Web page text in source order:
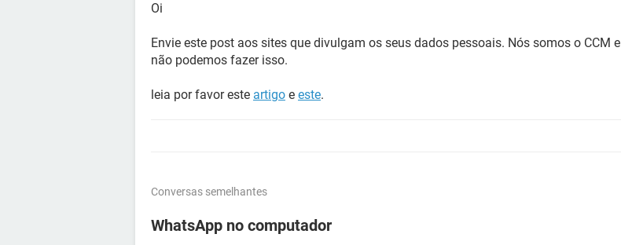
Oi
Envie este post aos sites que divulgam os seus dados pessoais. Nós somos o CCM e
não podemos fazer isso.
leia por favor este artigo e este.
Conversas semelhantes
WhatsApp no computador